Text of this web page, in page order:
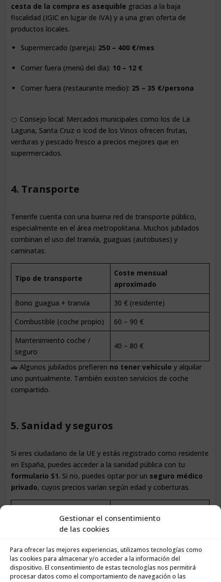
Gestionar el consentimiento
de las cookies
Para ofrecer las mejores experiencias, utilizamos tecnologías como
las cookies para almacenar y/o acceder a la información del
dispositivo. El consentimiento de estas tecnologías nos permitirá
procesar datos como el comportamiento de navegación o las
cesta de la compra es asequible gracias a la baja
fiscalidad (IGIC en lugar de IVA) y a una gran oferta de
productos locales.
Supermercado (pareja): 250 – 400 €/mes
Comer fuera (menú del día): 10 – 12 €
Comer fuera (restaurante medio): 25 – 35 €/persona
🍊 Consejo local: Mercados municipales como los de La
Laguna, Santa Cruz o Icod de los Vinos ofrecen frutas,
verduras y pescado fresco a precios mejores que en
supermercados.
4. Transporte
Tenerife cuenta con una buena red de transporte público,
especialmente en el área metropolitana. Muchos jubilados
combinan el uso del tranvía, guaguas (autobuses) y
caminatas.
Tipo de transporte
Coste mensual
aproximado
Bono guagua + tranvía
30 € (residente)
Combustible (coche propio)
60 – 90 €
Mantenimiento coche /
seguro
40 – 80 €
🚗 Algunos jubilados prefieren no tener vehículo y alquilar
uno puntualmente. También existen servicios de coche
compartido.
5. Sanidad y seguros
Si eres ciudadano de la UE y estás registrado como residente
en España, puedes acceder a la sanidad pública con tu
formulario S1. Si no, puedes optar por un seguro médico
privado, cuyos precios varían según edad y coberturas.
Sanidad pública
Seguro privado (65-75 años)
50 – 120 €
Convenio especial (para no